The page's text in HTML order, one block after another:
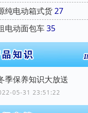
纯电动箱式货27
电动面包车35
季保养知识大放送
05-31 23:51:22